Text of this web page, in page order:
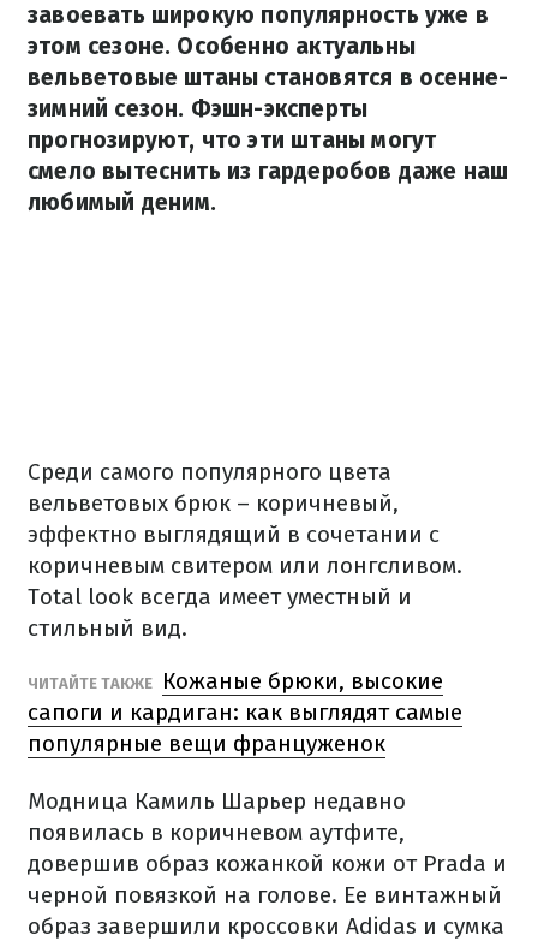
завоевать широкую популярность уже в
этом сезоне. Особенно актуальны
вельветовые штаны становятся в осенне-
зимний сезон. Фэшн-эксперты
прогнозируют, что эти штаны могут
смело вытеснить из гардеробов даже наш
любимый деним.
Среди самого популярного цвета
вельветовых брюк – коричневый,
эффектно выглядящий в сочетании с
коричневым свитером или лонгсливом.
Total look всегда имеет уместный и
стильный вид.
ЧИТАЙТЕ ТАКЖЕ
Кожаные брюки, высокие
сапоги и кардиган: как выглядят самые
популярные вещи француженок
Модница Камиль Шарьер недавно
появилась в коричневом аутфите,
довершив образ кожанкой кожи от Prada и
черной повязкой на голове. Ее винтажный
образ завершили кроссовки Adidas и сумка